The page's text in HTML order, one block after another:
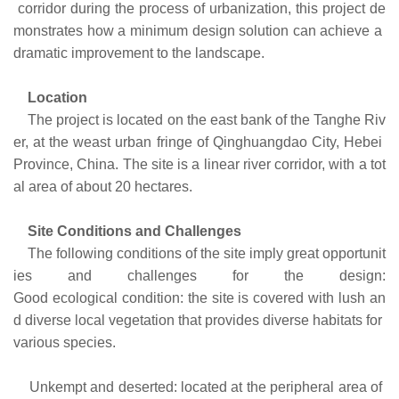
corridor during the process of urbanization, this project de
monstrates how a minimum design solution can achieve a
dramatic improvement to the landscape.
Location
The project is located on the east bank of the Tanghe Riv
er, at the weast urban fringe of Qinghuangdao City, Hebei
Province, China. The site is a linear river corridor, with a tot
al area of about 20 hectares.
Site Conditions and Challenges
The following conditions of the site imply great opportunit
ies and challenges for the design:
Good ecological condition: the site is covered with lush an
d diverse local vegetation that provides diverse habitats for
various species.
Unkempt and deserted: located at the peripheral area of